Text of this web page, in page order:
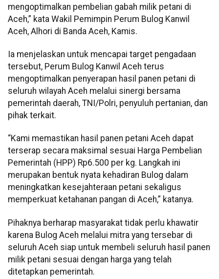
mengoptimalkan pembelian gabah milik petani di
Aceh,” kata Wakil Pemimpin Perum Bulog Kanwil
Aceh, Alhori di Banda Aceh, Kamis.
Ia menjelaskan untuk mencapai target pengadaan
tersebut, Perum Bulog Kanwil Aceh terus
mengoptimalkan penyerapan hasil panen petani di
seluruh wilayah Aceh melalui sinergi bersama
pemerintah daerah, TNI/Polri, penyuluh pertanian, dan
pihak terkait.
“Kami memastikan hasil panen petani Aceh dapat
terserap secara maksimal sesuai Harga Pembelian
Pemerintah (HPP) Rp6.500 per kg. Langkah ini
merupakan bentuk nyata kehadiran Bulog dalam
meningkatkan kesejahteraan petani sekaligus
memperkuat ketahanan pangan di Aceh,” katanya.
Pihaknya berharap masyarakat tidak perlu khawatir
karena Bulog Aceh melalui mitra yang tersebar di
seluruh Aceh siap untuk membeli seluruh hasil panen
milik petani sesuai dengan harga yang telah
ditetapkan pemerintah.